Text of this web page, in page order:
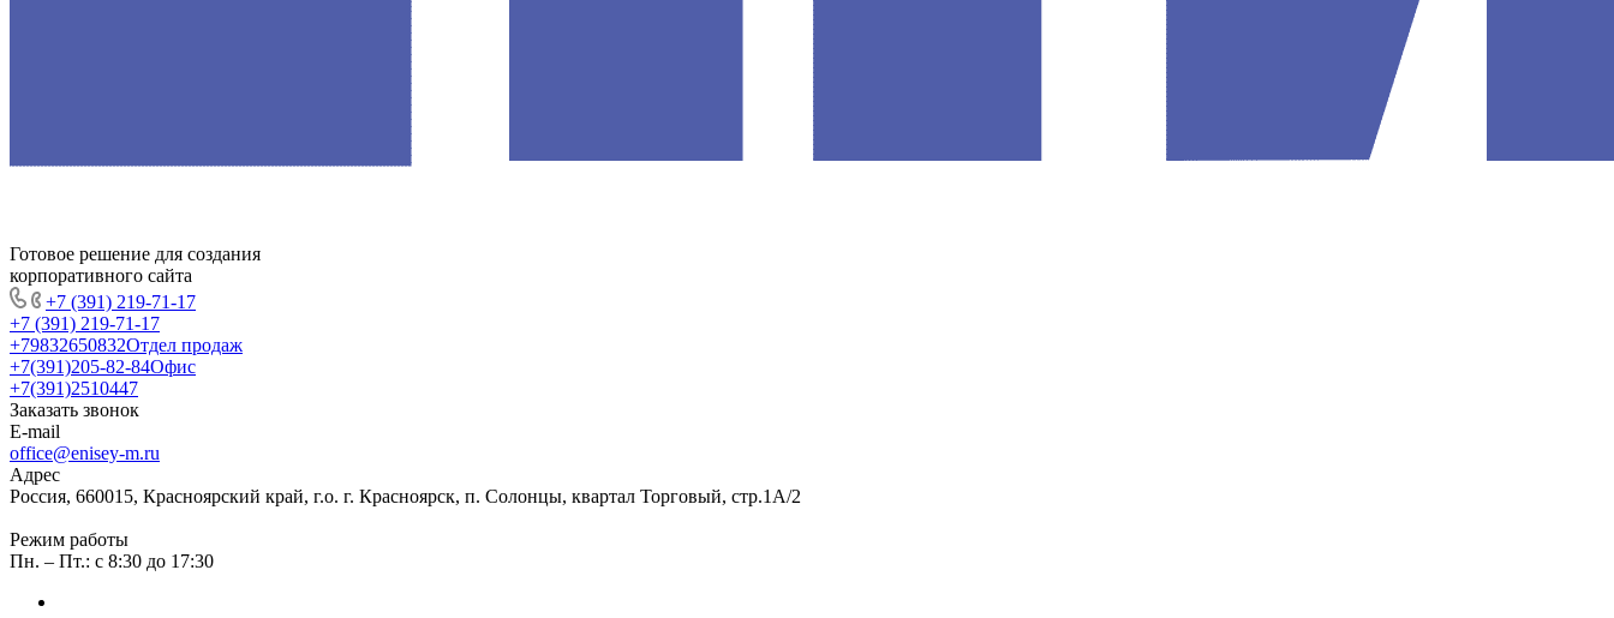
Готовое решение для создания
корпоративного сайта
+7 (391) 219-71-17
+7 (391) 219-71-17
+79832650832Отдел продаж
+7(391)205-82-84Офис
+7(391)2510447
Заказать звонок
E-mail
office@enisey-m.ru
Адрес
Россия, 660015, Красноярский край, г.о. г. Красноярск, п. Солонцы, квартал Торговый, стр.1А/2
Режим работы
Пн. – Пт.: c 8:30 до 17:30